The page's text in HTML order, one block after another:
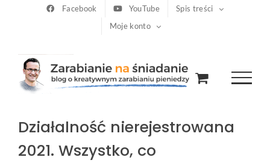
Facebook YouTube
Spis treści
Moje konto
Działalność nierejestrowana
2021. Wszystko, co